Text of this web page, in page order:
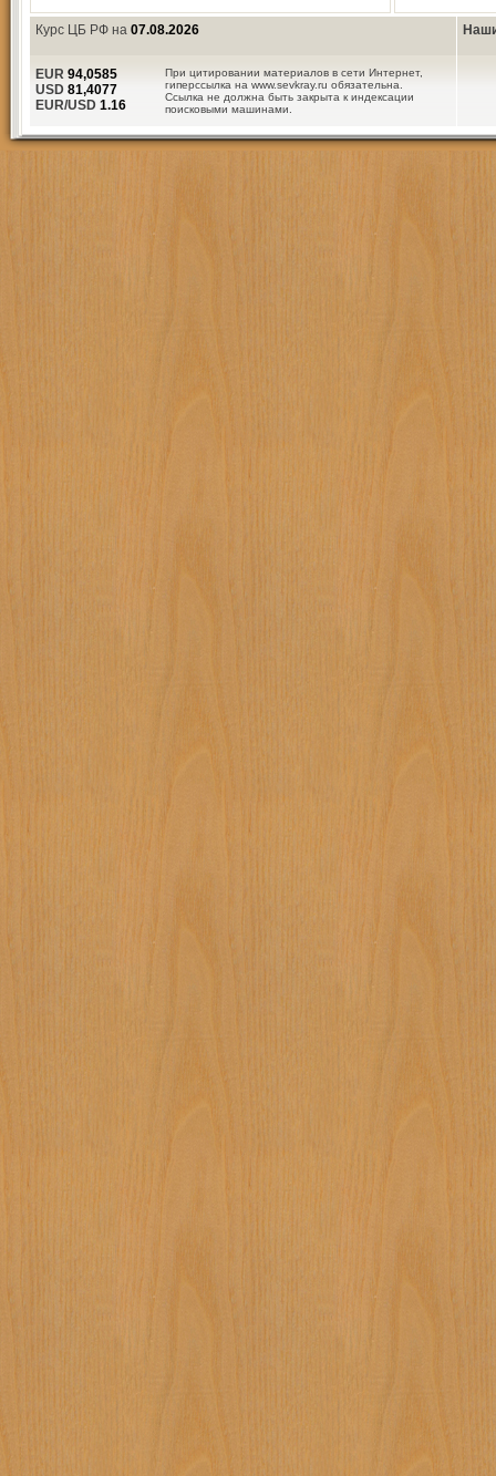
Курс ЦБ РФ на 07.08.2026
При цитировании материалов в сети Интернет,
гиперссылка на www.sevkray.ru обязательна.
Ссылка не должна быть закрыта к индексации
поисковыми машинами.
EUR 94,0585
USD 81,4077
EUR/USD 1.16